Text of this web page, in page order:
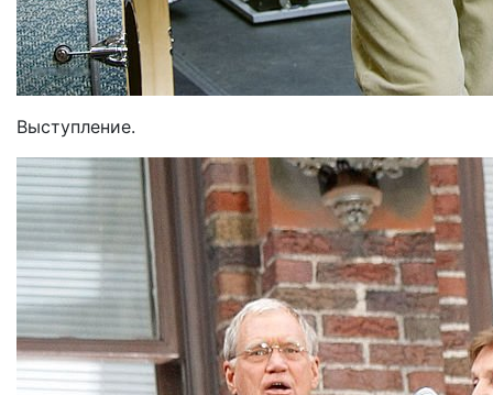
Выступление.